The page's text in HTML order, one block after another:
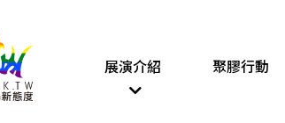
展演介紹 聚膠行動